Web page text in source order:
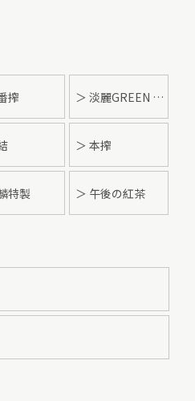
搾 ＞ 淡麗GREEN LABEL
＞ 本搾
特製 ＞ 午後の紅茶